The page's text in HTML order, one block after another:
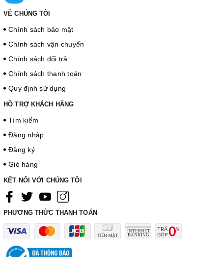
VỀ CHÚNG TÔI
Chính sách bảo mật
Chính sách vận chuyển
Chính sách đổi trả
Chính sách thanh toán
Quy định sử dụng
HỖ TRỢ KHÁCH HÀNG
Tìm kiếm
Đăng nhập
Đăng ký
Giỏ hàng
KẾT NỐI VỚI CHÚNG TÔI
PHƯƠNG THỨC THANH TOÁN